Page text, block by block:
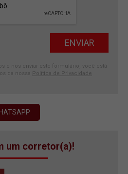
e nos enviar este formulário, você está
da nossa Política de Privacidade
um corretor(a)!